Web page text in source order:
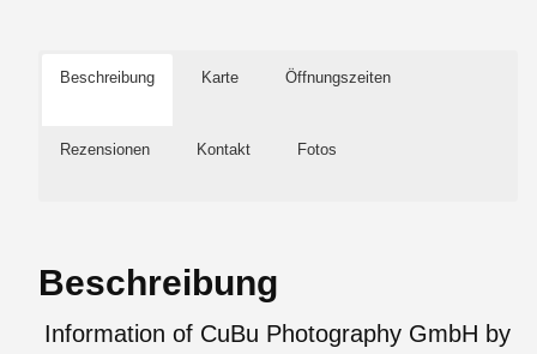
Beschreibung Karte Öffnungszeiten
Rezensionen Kontakt Fotos
Beschreibung
Information of CuBu Photography GmbH by